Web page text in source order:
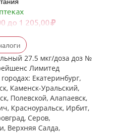
до 1 205,00
назальный
27.5 мкг/доза доз №
Фармстандарт-
ОАО г. Курск Россия
862,00
страницы
27.5 мкг/доза доз №
Лимитед
Екатеринбург,
Каменск-Уральский,
Полевской, Алапаевск,
Красноуральск, Ирбит,
Серов,
Верхняя Салда,